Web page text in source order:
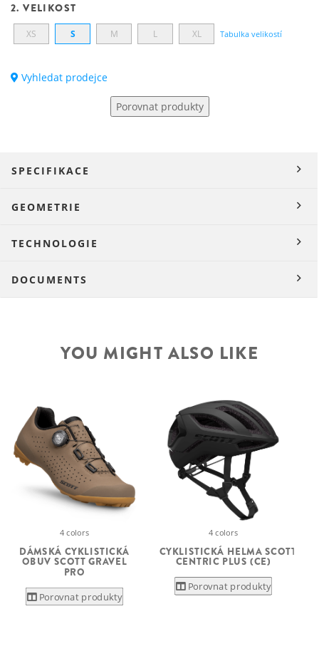
2. VELIKOST
XS S M L XL Tabulka velikostí
Vyhledat prodejce
Porovnat produkty
SPECIFIKACE
GEOMETRIE
TECHNOLOGIE
DOCUMENTS
YOU MIGHT ALSO LIKE
4 colors
DÁMSKÁ CYKLISTICKÁ
OBUV SCOTT GRAVEL
PRO
Porovnat produkty
4 colors
CYKLISTICKÁ HELMA SCOTT
CENTRIC PLUS (CE)
Porovnat produkty